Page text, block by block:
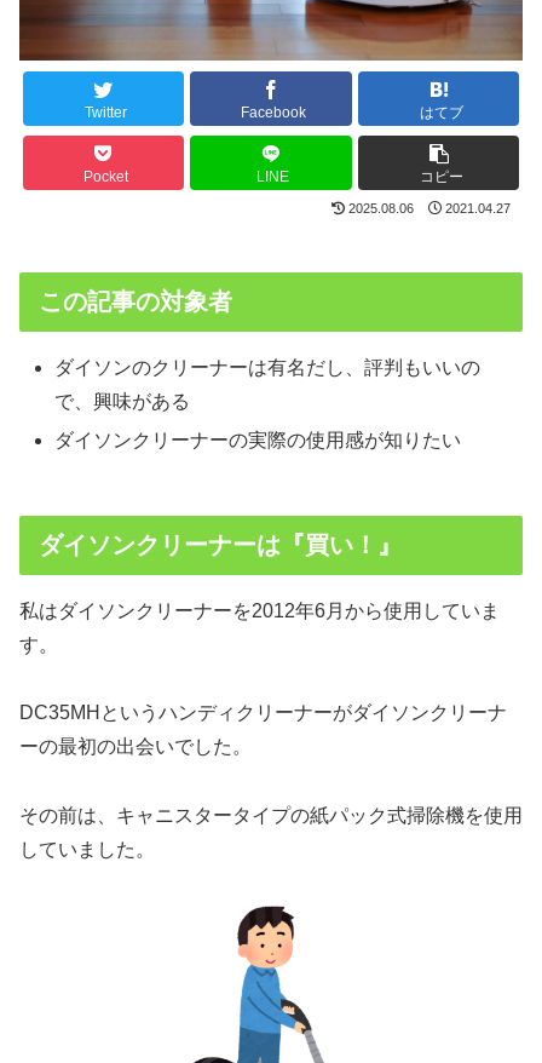
Twitter Facebook はてブ
Pocket LINE コピー
2025.08.06 2021.04.27
この記事の対象者
ダイソンのクリーナーは有名だし、評判もいいの
で、興味がある
ダイソンクリーナーの実際の使用感が知りたい
ダイソンクリーナーは『買い！』
私はダイソンクリーナーを2012年6月から使用していま
す。
DC35MHというハンディクリーナーがダイソンクリーナ
ーの最初の出会いでした。
その前は、キャニスタータイプの紙パック式掃除機を使用
していました。